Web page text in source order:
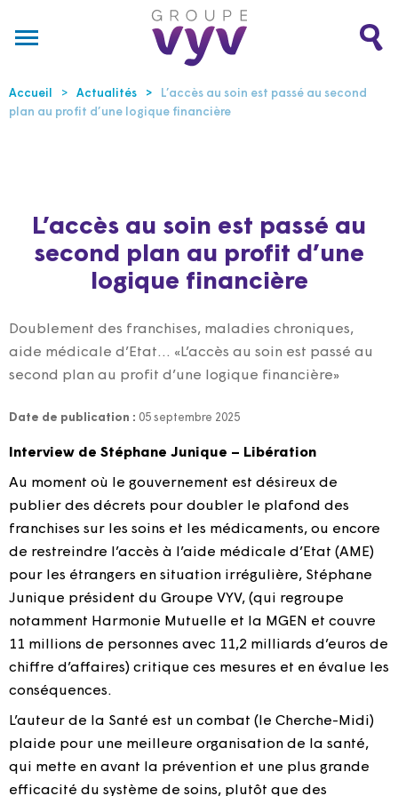
Accueil Actualités
L’accès au soin est passé au second
plan au profit d’une logique financière
L’accès au soin est passé au
second plan au profit d’une
logique financière
Doublement des franchises, maladies chroniques,
aide médicale d’Etat... «L’accès au soin est passé au
second plan au profit d’une logique financière»
Date de publication : 05 septembre 2025
Interview de Stéphane Junique – Libération
Au moment où le gouvernement est désireux de
publier des décrets pour doubler le plafond des
franchises sur les soins et les médicaments, ou encore
de restreindre l’accès à l’aide médicale d’Etat (AME)
pour les étrangers en situation irrégulière, Stéphane
Junique président du Groupe VYV, (qui regroupe
notamment Harmonie Mutuelle et la MGEN et couvre
11 millions de personnes avec 11,2 milliards d’euros de
chiffre d’affaires) critique ces mesures et en évalue les
conséquences.
L’auteur de la Santé est un combat (le Cherche-Midi)
plaide pour une meilleure organisation de la santé,
qui mette en avant la prévention et une plus grande
efficacité du système de soins, plutôt que des